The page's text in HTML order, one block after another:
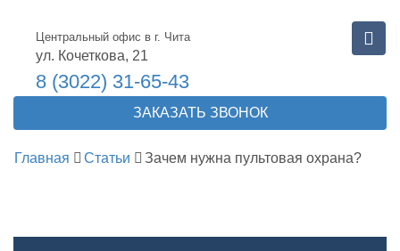
Центральный офис в г. Чита
ул. Кочеткова, 21
8 (3022) 31-65-43
ЗАКАЗАТЬ ЗВОНОК
Главная Статьи Зачем нужна пультовая охрана?